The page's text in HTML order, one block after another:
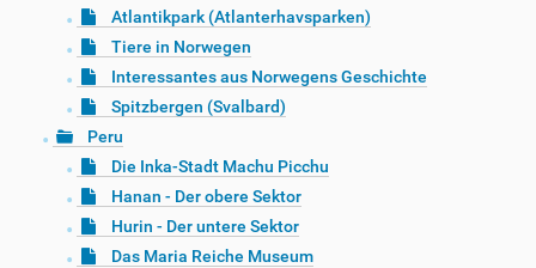
Atlantikpark (Atlanterhavsparken)
Tiere in Norwegen
Interessantes aus Norwegens Geschichte
Spitzbergen (Svalbard)
Peru
Die Inka-Stadt Machu Picchu
Hanan - Der obere Sektor
Hurin - Der untere Sektor
Das Maria Reiche Museum